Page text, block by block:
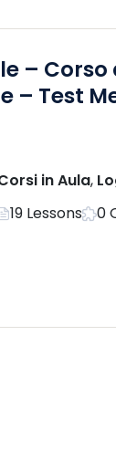
–
– Test
in Aula,
19 Lessons 0